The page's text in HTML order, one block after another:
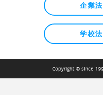
企業
学校
Copyright © since